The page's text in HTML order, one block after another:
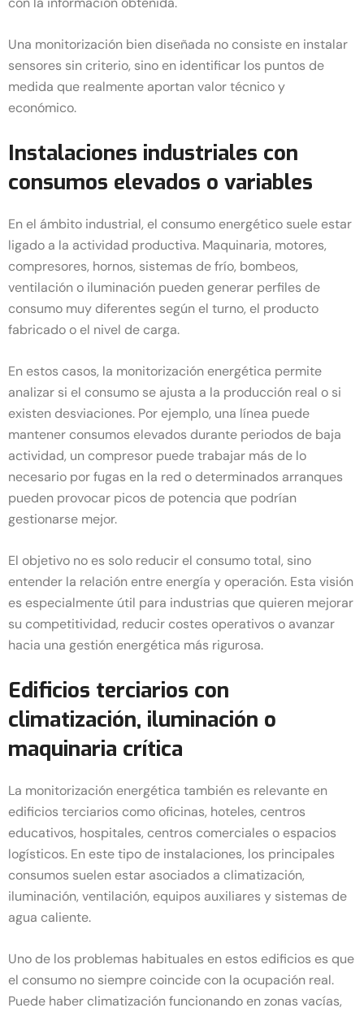
Una monitorización bien diseñada no consiste en instalar
sensores sin criterio, sino en identificar los puntos de
medida que realmente aportan valor técnico y
económico.
Instalaciones industriales con
consumos elevados o variables
En el ámbito industrial, el consumo energético suele estar
ligado a la actividad productiva. Maquinaria, motores,
compresores, hornos, sistemas de frío, bombeos,
ventilación o iluminación pueden generar perfiles de
consumo muy diferentes según el turno, el producto
fabricado o el nivel de carga.
En estos casos, la monitorización energética permite
analizar si el consumo se ajusta a la producción real o si
existen desviaciones. Por ejemplo, una línea puede
mantener consumos elevados durante periodos de baja
actividad, un compresor puede trabajar más de lo
necesario por fugas en la red o determinados arranques
pueden provocar picos de potencia que podrían
gestionarse mejor.
El objetivo no es solo reducir el consumo total, sino
entender la relación entre energía y operación. Esta visión
es especialmente útil para industrias que quieren mejorar
su competitividad, reducir costes operativos o avanzar
hacia una gestión energética más rigurosa.
Edificios terciarios con
climatización, iluminación o
maquinaria crítica
La monitorización energética también es relevante en
edificios terciarios como oficinas, hoteles, centros
educativos, hospitales, centros comerciales o espacios
logísticos. En este tipo de instalaciones, los principales
consumos suelen estar asociados a climatización,
iluminación, ventilación, equipos auxiliares y sistemas de
agua caliente.
Uno de los problemas habituales en estos edificios es que
el consumo no siempre coincide con la ocupación real.
Puede haber climatización funcionando en zonas vacías,